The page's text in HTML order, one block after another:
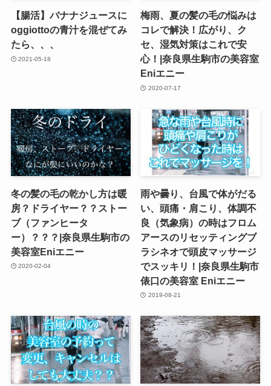
【腸活】バナナジュースに
oggiottoの青汁を混ぜてみ
たら、、、
2021-05-18
梅雨、夏の髪の毛の悩みは
コレで解決！広がり、ク
セ、湿気対策はこれで安
心！|奈良県生駒市の美容室
Eniエニー
2020-07-17
冬の髪の毛の乾かし方は暖
房？ドライヤー？？ストー
ブ（ファンヒータ
ー）？？？|奈良県生駒市の
美容室Eniエニー
2020-02-04
雨や曇り、台風で体がだる
い、頭痛・肩こり、体調不
良（気象病）の時はフロム
アースのリセッティングブ
ラシネオで頭皮マッサージ
でスッキリ！|奈良県生駒市
俵口の美容室 Eniエニー
2019-08-21